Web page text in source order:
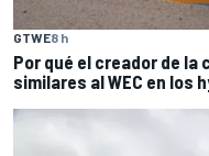
GTWE8 h
Por qué el creador de la
similares al WEC en los